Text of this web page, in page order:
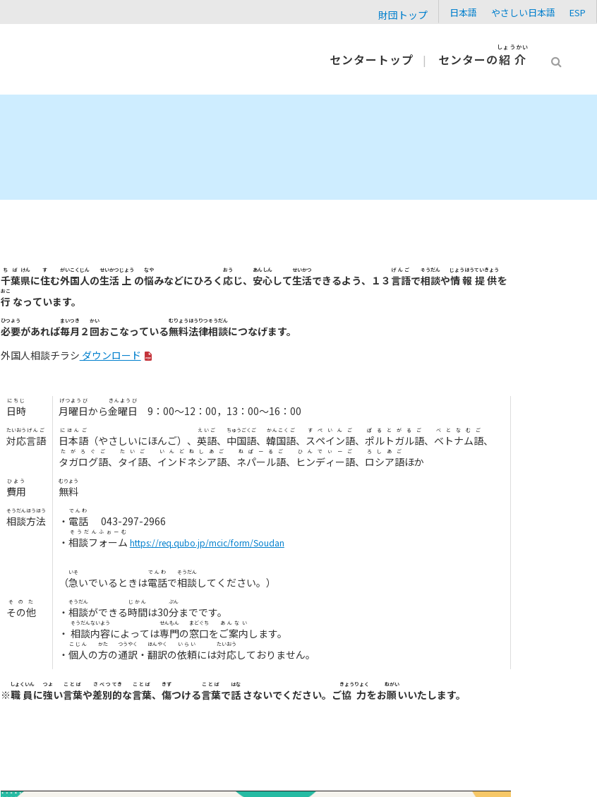
財団トップ 日本語 やさしい日本語 ESP
センタートップ センターの紹介
しょうかい
千葉
ちば
県
けん
に住
す
む外国人
がいこくじん
の生活
せいかつ
上
じょう
の悩
なや
みなどにひろく応
おう
じ、 安心
あんしん
して生活
せいかつ
できるよう、１３ 言語
げんご
で相談
そうだん
や情報
じょうほう
提供
ていきょう
を
行
おこ
なっています。
必要
ひつよう
があれば毎月
まいつき
２ 回
かい
おこなっている無料
むりょう
法律
ほうりつ
相談
そうだん
につなげます。
外国人相談チラシ ダウンロード
日時
にちじ
月曜日
げつようび
から金曜日
きんようび
9：00～12：00，13：00～16：00
対応
たいおう
言語
げんご
日本語
にほんご
（やさしいにほんご）、 英語
えいご
、 中国語
ちゅうごくご
、 韓国語
かんこくご
、 スペイン
すぺいん
語
ご
、 ポルトガル
ぽるとがる
語
ご
、 ベトナム
べとなむ
語
ご
、
タガログ
たがろぐ
語
ご
、 タイ
たい
語
ご
、 インドネシア
いんどねしあ
語
ご
、 ネパール
ねぱーる
語
ご
、 ヒンディー
ひんでぃー
語
ご
、 ロシア
ろしあ
語
ご
ほか
費用
ひよう
無料
むりょう
相談
そうだん
方法
ほうほう
・ 電話
でんわ
043-297-2966
・ 相談フォーム
そうだんふぉーむ
https://req.qubo.jp/mcic/form/Soudan
（急
いそ
いでいるときは電話
でんわ
で相談
そうだん
してください。）
その他
そのた
・ 相談
そうだん
ができる時間
じかん
は30分
ぷん
までです。
・ 相談
そうだん
内容
ないよう
によっては専門
せんもん
の窓口
まどぐち
をご案内
あんない
します。
・ 個人
こじん
の方
かた
の通訳
つうやく
・ 翻訳
ほんやく
の依頼
いらい
には対応
たいおう
しておりません。
※職員
しょくいん
に強
つよ
い言葉
ことば
や差別
さべつ
的
てき
な言葉
ことば
、 傷
きず
つける言葉
ことば
で話
はな
さないでください。ご協力
きょうりょく
をお願
ねがい
いいたします。